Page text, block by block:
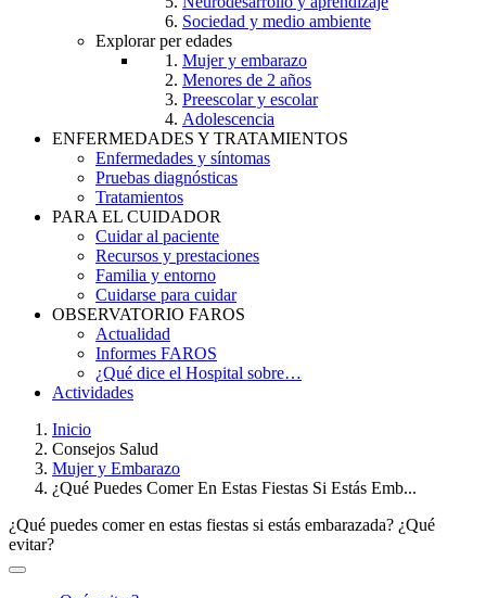
Sociedad y medio ambiente
Explorar per edades
Mujer y embarazo
Menores de 2 años
Preescolar y escolar
Adolescencia
ENFERMEDADES Y TRATAMIENTOS
Enfermedades y síntomas
Pruebas diagnósticas
Tratamientos
PARA EL CUIDADOR
Cuidar al paciente
Recursos y prestaciones
Familia y entorno
Cuidarse para cuidar
OBSERVATORIO FAROS
Actualidad
Informes FAROS
¿Qué dice el Hospital sobre…
Actividades
Breadcrumb
Inicio
Consejos Salud
Mujer y Embarazo
¿Qué Puedes Comer En Estas Fiestas Si Estás Emb...
¿Qué puedes comer en estas fiestas si estás embarazada? ¿Qué
evitar?